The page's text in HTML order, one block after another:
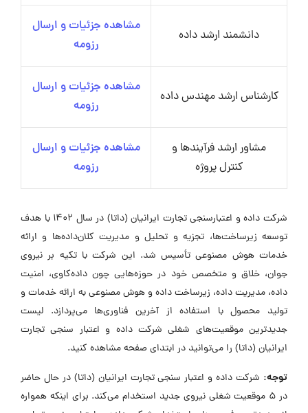
دانشمند ارشد داده
مشاهده جزئیات و ارسال
رزومه
کارشناس ارشد مهندس داده
مشاهده جزئیات و ارسال
رزومه
مشاور ارشد فرآیندها و
کنترل پروژه
مشاهده جزئیات و ارسال
رزومه
شرکت داده و اعتبارسنجی تجارت ایرانیان (داتا) در سال ۱۴۰۲ با هدف
توسعه زیرساخت‌ها، تجزیه و تحلیل و مدیریت کلان‌داده‌ها و ارائه
خدمات هوش مصنوعی تأسیس شد. این شرکت با تکیه بر نیروی
جوان، خلاق و متخصص خود در حوزه‌هایی چون داده‌کاوی، امنیت
داده، مدیریت داده، زیرساخت داده و هوش مصنوعی به ارائه خدمات و
تولید محصول با استفاده از آخرین فناوری‌ها می‌پردازد. لیست
جدیدترین موقعیت‌های شغلی شرکت داده و اعتبار سنجی تجارت
ایرانیان (داتا) را می‌توانید در ابتدای صفحه مشاهده کنید.
توجه: شرکت داده و اعتبار سنجی تجارت ایرانیان (داتا) در حال حاضر
در ۵ موقعیت شغلی نیروی جدید استخدام می‌کند. برای اینکه همواره